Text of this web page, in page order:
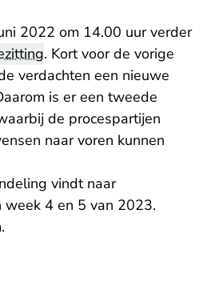
2022 om 14.00 uur verder
. Kort voor de vorige
verdachten een nieuwe
is er een tweede
de procespartijen
naar voren kunnen
vindt naar
4 en 5 van 2023.
.